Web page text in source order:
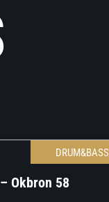
DRUM&BASS
Okbron 58